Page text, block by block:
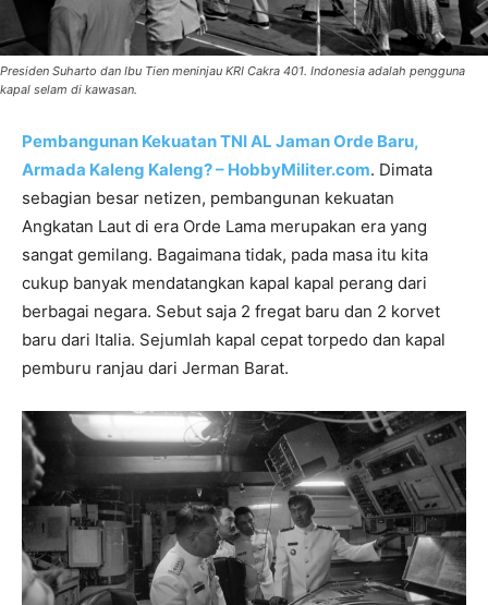
Presiden Suharto dan Ibu Tien meninjau KRI Cakra 401. Indonesia adalah pengguna
kapal selam di kawasan.
Pembangunan Kekuatan TNI AL Jaman Orde Baru,
Armada Kaleng Kaleng? – HobbyMiliter.com. Dimata
sebagian besar netizen, pembangunan kekuatan
Angkatan Laut di era Orde Lama merupakan era yang
sangat gemilang. Bagaimana tidak, pada masa itu kita
cukup banyak mendatangkan kapal kapal perang dari
berbagai negara. Sebut saja 2 fregat baru dan 2 korvet
baru dari Italia. Sejumlah kapal cepat torpedo dan kapal
pemburu ranjau dari Jerman Barat.